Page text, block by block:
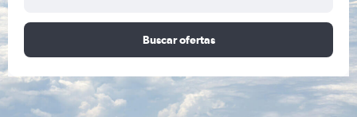
Buscar ofertas